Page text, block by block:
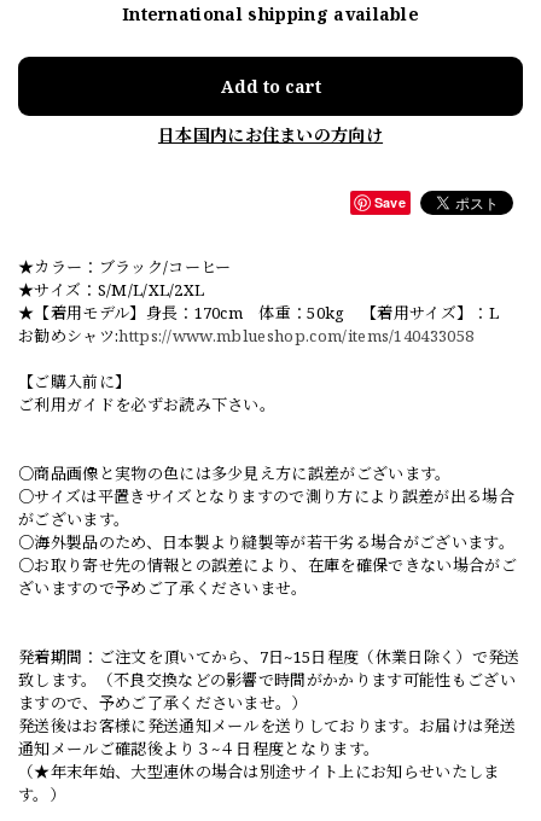
International shipping available
Add to cart
日本国内にお住まいの方向け
Save
★カラー：ブラック/コーヒー
★サイズ：S/M/L/XL/2XL
★【着用モデル】身長：170cm 体重：50kg 【着用サイズ】：L
お勧めシャツ:https://www.mblueshop.com/items/140433058
【ご購入前に】
ご利用ガイドを必ずお読み下さい。
○商品画像と実物の色には多少見え方に誤差がございます。
○サイズは平置きサイズとなりますので測り方により誤差が出る場合
がございます。
○海外製品のため、日本製より縫製等が若干劣る場合がございます。
○お取り寄せ先の情報との誤差により、在庫を確保できない場合がご
ざいますので予めご了承くださいませ。
発着期間：ご注文を頂いてから、7日~15日程度（休業日除く）で発送
致します。（不良交換などの影響で時間がかかります可能性もござい
ますので、予めご了承くださいませ。）
発送後はお客様に発送通知メールを送りしております。お届けは発送
通知メールご確認後より３~４日程度となります。
（★年末年始、大型連休の場合は別途サイト上にお知らせいたしま
す。）